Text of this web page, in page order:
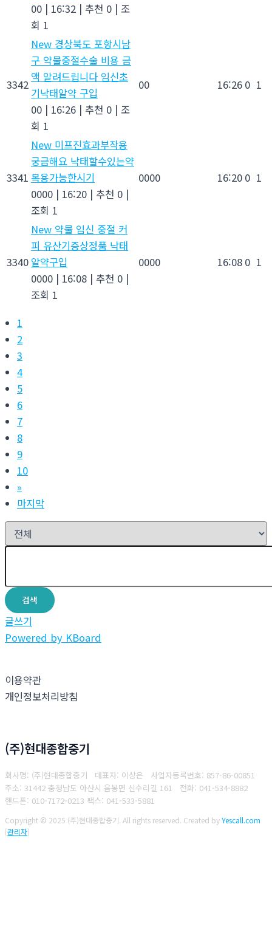
00 | 16:32 | 추천 0 | 조
회 1
3342
New 경상북도 포항시남
구 약물중절수술 비용 금
액 알려드립니다 임신초
기낙­태알약 구입
00 | 16:26 | 추천 0 | 조
회 1
00 16:26 0 1
3341
New 미프진효과부작용
궁금해요 낙태할수있는약
복용가능한시기
0000 | 16:20 | 추천 0 |
조회 1
0000 16:20 0 1
3340
New 약물 임신 중절 커
피 유산기증상정품 낙­태
알약구입
0000 | 16:08 | 추천 0 |
조회 1
0000 16:08 0 1
1
2
3
4
5
6
7
8
9
10
»
마지막
검색
글쓰기
Powered by KBoard
이용약관
개인정보처리방침
(주)현대종합중기
회사명: (주)현대종합중기 대표자: 이상은 사업자등록번호: 857-86-00851
주소: 31442 충청남도 아산시 음봉면 신수리길 161 전화: 041-534-8882
핸드폰: 010-7172-0213 팩스: 041-533-5881
Copyright © 2025 (주)현대종합중기. All rights reserved. Created byYescall.com
[관리자]